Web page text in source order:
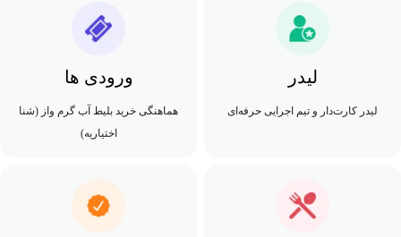
لیدر
لیدر کارت‌دار و تیم اجرایی حرفه‌ای
ورودی ها
هماهنگی خرید بلیط آب گرم واز (شنا
اختیاریه)